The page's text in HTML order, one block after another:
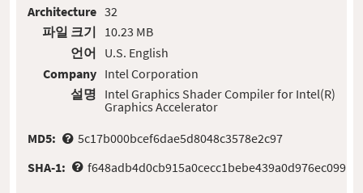
Architecture
파일 크기
언어
Company
설명
32
10.23 MB
U.S. English
Intel Corporation
Intel Graphics Shader Compiler for Intel(R)
Graphics Accelerator
MD5:
5c17b000bcef6dae5d8048c3578e2c97
SHA-1:
f648adb4d0cb915a0cecc1bebe439a0d976ec099